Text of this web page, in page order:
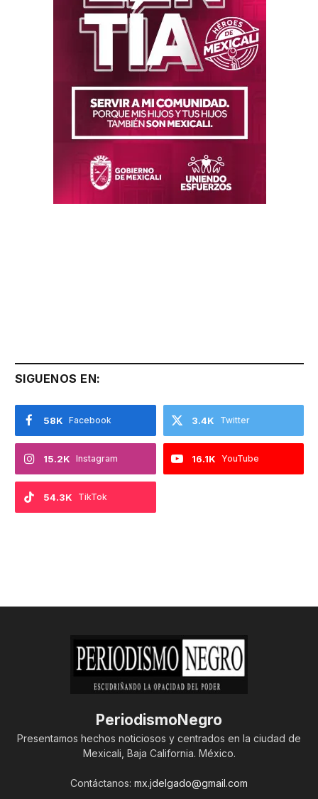
SIGUENOS EN:
Facebook
58K Twitter
3.4K
Instagram
15.2K YouTube
16.1K
TikTok
54.3K
PeriodismoNegro
Presentamos hechos noticiosos y centrados en la ciudad de
Mexicali, Baja California. México.
Contáctanos: mx.jdelgado@gmail.com